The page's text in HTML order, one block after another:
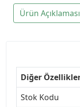
Ürün Açıklaması
Diğer
Stok Kodu